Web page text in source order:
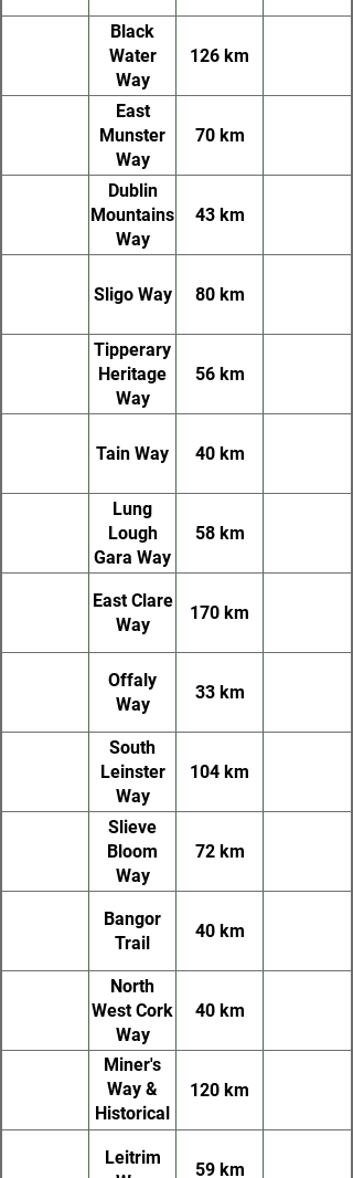
Black
Water
Way
126 km
East
Munster
Way
70 km
Dublin
Mountains
Way
43 km
Sligo Way 80 km
Tipperary
Heritage
Way
56 km
Tain Way 40 km
Lung
Lough
Gara Way
58 km
East Clare
Way
170 km
Offaly
Way
33 km
South
Leinster
Way
104 km
Slieve
Bloom
Way
72 km
Bangor
Trail
40 km
North
West Cork
Way
40 km
Miner's
Way &
Historical
Trail
120 km
Leitrim
59 km